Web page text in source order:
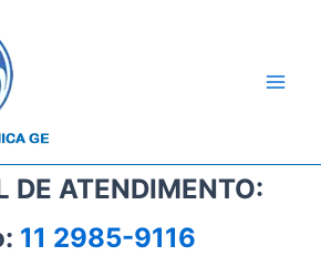
DE ATENDIMENTO:
11 2985-9116